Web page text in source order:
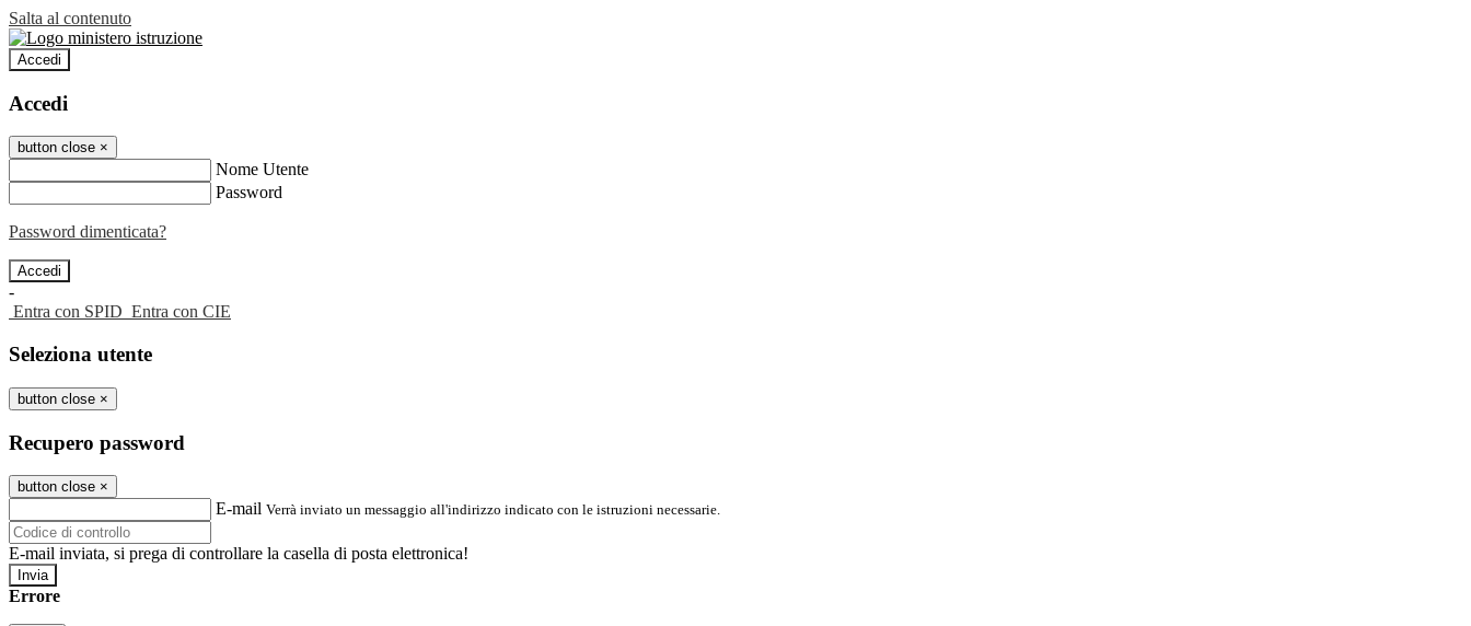
Salta al contenuto
Accedi
Accedi
button close ×
Nome Utente
Password
Password dimenticata?
-
Entra con SPID Entra con CIE
Seleziona utente
button close ×
Recupero password
button close ×
E-mail Verrà inviato un messaggio all'indirizzo indicato con le istruzioni necessarie.
E-mail inviata, si prega di controllare la casella di posta elettronica!
Errore